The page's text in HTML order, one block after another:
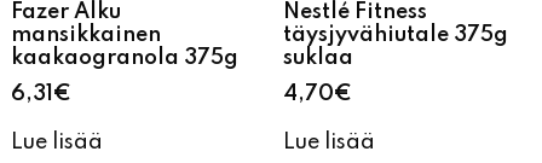
Fazer Alku
mansikkainen
kaakaogranola 375g
6,31 €
Lue lisää
Nestlé Fitness
täysjyvähiutale 375g
suklaa
4,70€
Lue lisää